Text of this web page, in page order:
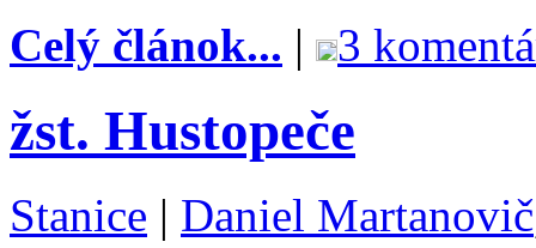
Celý článok... | 3
žst. Hustopeče
Stanice | Daniel Martanovič